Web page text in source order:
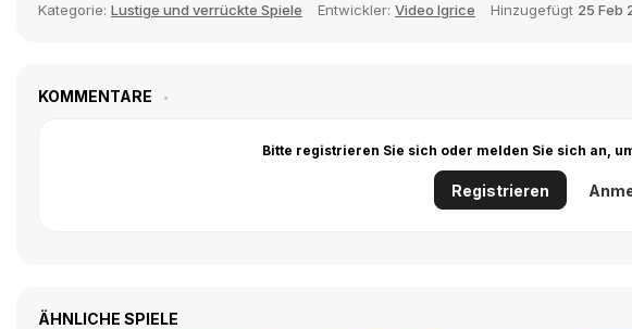
Kategorie: Lustige und verrückte Spiele Entwickler: Video Igrice Hinzugefügt 25 Feb
KOMMENTARE
Bitte registrieren Sie sich oder melden Sie sich an,
Registrieren
ÄHNLICHE SPIELE